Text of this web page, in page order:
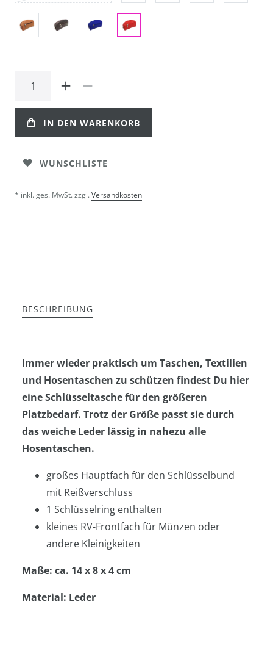
IN DEN WARENKORB
WUNSCHLISTE
* inkl. ges. MwSt. zzgl.Versandkosten
BESCHREIBUNG
Immer wieder praktisch um Taschen, Textilien
und Hosentaschen zu schützen findest Du hier
eine Schlüsseltasche für den größeren
Platzbedarf. Trotz der Größe passt sie durch
das weiche Leder lässig in nahezu alle
Hosentaschen.
großes Hauptfach für den Schlüsselbund
mit Reißverschluss
1 Schlüsselring enthalten
kleines RV-Frontfach für Münzen oder
andere Kleinigkeiten
Maße: ca. 14 x 8 x 4 cm
Material: Leder